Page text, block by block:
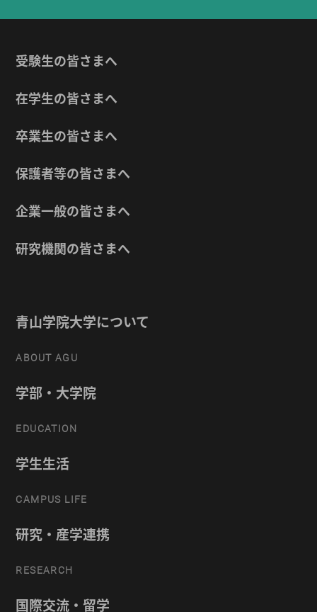
受験生の皆さまへ
在学生の皆さまへ
卒業生の皆さまへ
保護者等の皆さまへ
企業一般の皆さまへ
研究機関の皆さまへ
青山学院大学について
ABOUT AGU
学部・大学院
EDUCATION
学生生活
CAMPUS LIFE
研究・産学連携
RESEARCH
国際交流・留学